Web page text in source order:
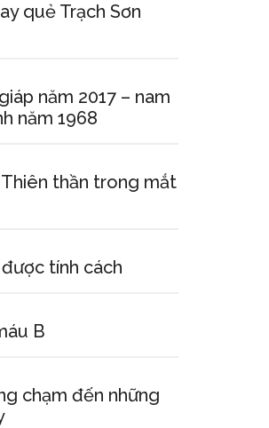
quẻ Trạch Sơn
năm 2017 – nam
năm 1968
thần trong mắt
tính cách
B
chạm đến những